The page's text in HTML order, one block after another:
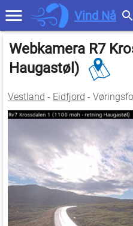
Vind Nå
Webkamera R7
Haugastøl)
Vestland - Eidfjord -